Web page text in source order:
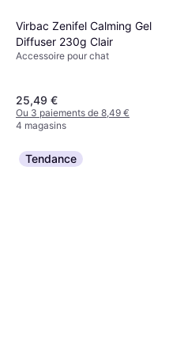
Virbac Zenifel Calming Gel
Diffuser 230g Clair
Accessoire pour chat
25,49 €
Ou 3 paiements de 8,49 €
4 magasins
Tendance